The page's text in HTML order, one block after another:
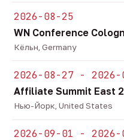
2026-08-25
WN Conference
Кёльн, Germany
2026-08-27 - 2026-
Affiliate Summit East
Нью-Йорк, United States
2026-09-01 - 2026-